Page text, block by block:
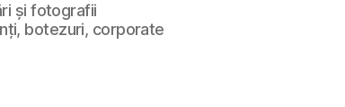
și fotografii
botezuri, corporate